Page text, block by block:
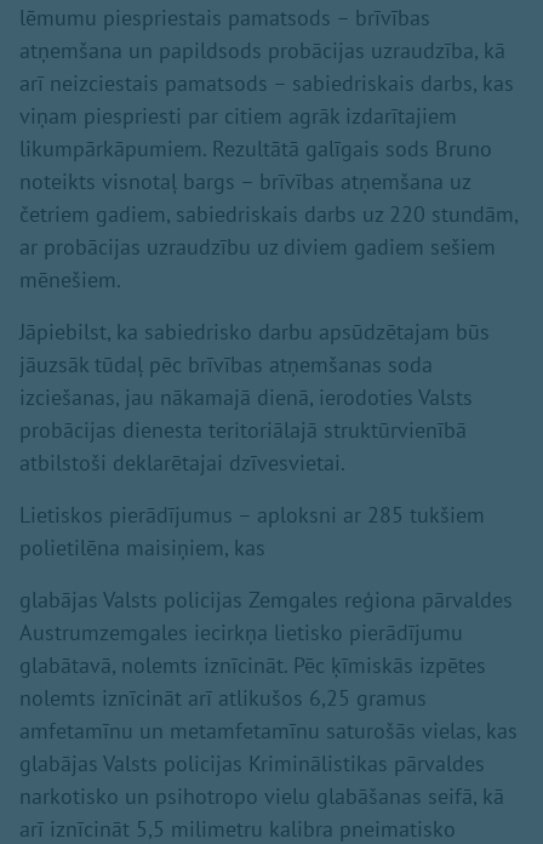
lēmumu piespriestais pamatsods – brīvības
atņemšana un papildsods probācijas uzraudzība, kā
arī neizciestais pamatsods – sabiedriskais darbs, kas
viņam piespriesti par citiem agrāk izdarītajiem
likumpārkāpumiem. Rezultātā galīgais sods Bruno
noteikts visnotaļ bargs – brīvības atņemšana uz
četriem gadiem, sabiedriskais darbs uz 220 stundām,
ar probācijas uzraudzību uz diviem gadiem sešiem
mēnešiem.
Jāpiebilst, ka sabiedrisko darbu apsūdzētajam būs
jāuzsāk tūdaļ pēc brīvības atņemšanas soda
izciešanas, jau nākamajā dienā, ierodoties Valsts
probācijas dienesta teritoriālajā struktūrvienībā
atbilstoši deklarētajai dzīvesvietai.
Lietiskos pierādījumus – aploksni ar 285 tukšiem
polietilēna maisiņiem, kas
glabājas Valsts policijas Zemgales reģiona pārvaldes
Austrumzemgales iecirkņa lietisko pierādījumu
glabātavā, nolemts iznīcināt. Pēc ķīmiskās izpētes
nolemts iznīcināt arī atlikušos 6,25 gramus
amfetamīnu un metamfetamīnu saturošās vielas, kas
glabājas Valsts policijas Kriminālistikas pārvaldes
narkotisko un psihotropo vielu glabāšanas seifā, kā
arī iznīcināt 5,5 milimetru kalibra pneimatisko